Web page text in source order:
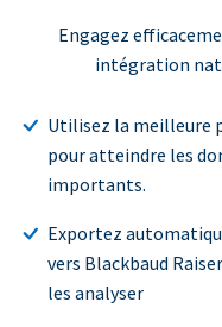
Engagez
intégration
Utilisez la meilleure
pour atteindre les
importants.
Exportez
vers Blackbaud
les analyser